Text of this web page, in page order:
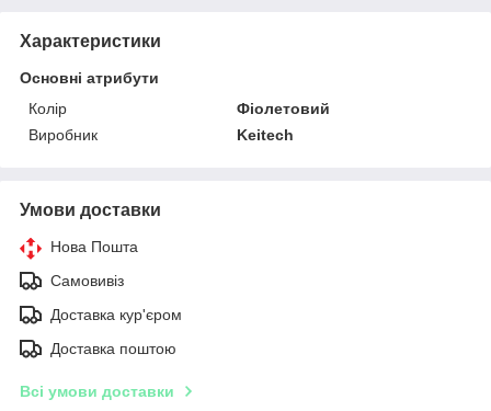
Характеристики
Основні атрибути
Колір
Фіолетовий
Виробник
Keitech
Умови доставки
Нова Пошта
Самовивіз
Доставка кур'єром
Доставка поштою
Всі умови доставки